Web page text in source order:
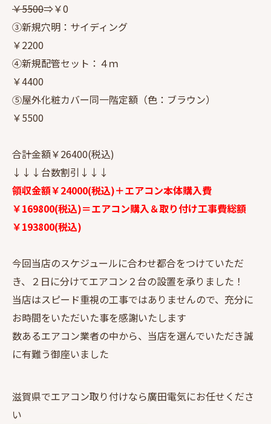
￥5500⇒￥0
③新規穴明：サイディング
￥2200
④新規配管セット：４ｍ
￥4400
⑤屋外化粧カバー同一階定額（色：ブラウン）
￥5500
合計金額￥26400(税込)
↓↓↓台数割引↓↓↓
領収金額￥24000(税込)＋エアコン本体購入費
￥169800(税込)＝エアコン購入＆取り付け工事費総額
￥193800(税込)
今回当店のスケジュールに合わせ都合をつけていただ
き、２日に分けてエアコン２台の設置を承りました！
当店はスピード重視の工事ではありませんので、充分に
お時間をいただいた事を感謝いたします
数あるエアコン業者の中から、当店を選んでいただき誠
に有難う御座いました
滋賀県でエアコン取り付けなら廣田電気にお任せくださ
い